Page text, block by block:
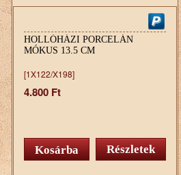
HOLLÓHÁZI PORCELÁN
MÓKUS 13.5 CM
[1X122/X198]
4.800 Ft
Részletek